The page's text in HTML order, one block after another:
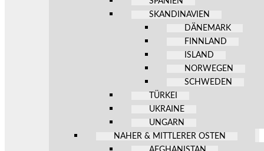
SKANDINAVIEN
DÄNEMARK
FINNLAND
ISLAND
NORWEGEN
SCHWEDEN
TÜRKEI
UKRAINE
UNGARN
NAHER & MITTLERER OSTEN